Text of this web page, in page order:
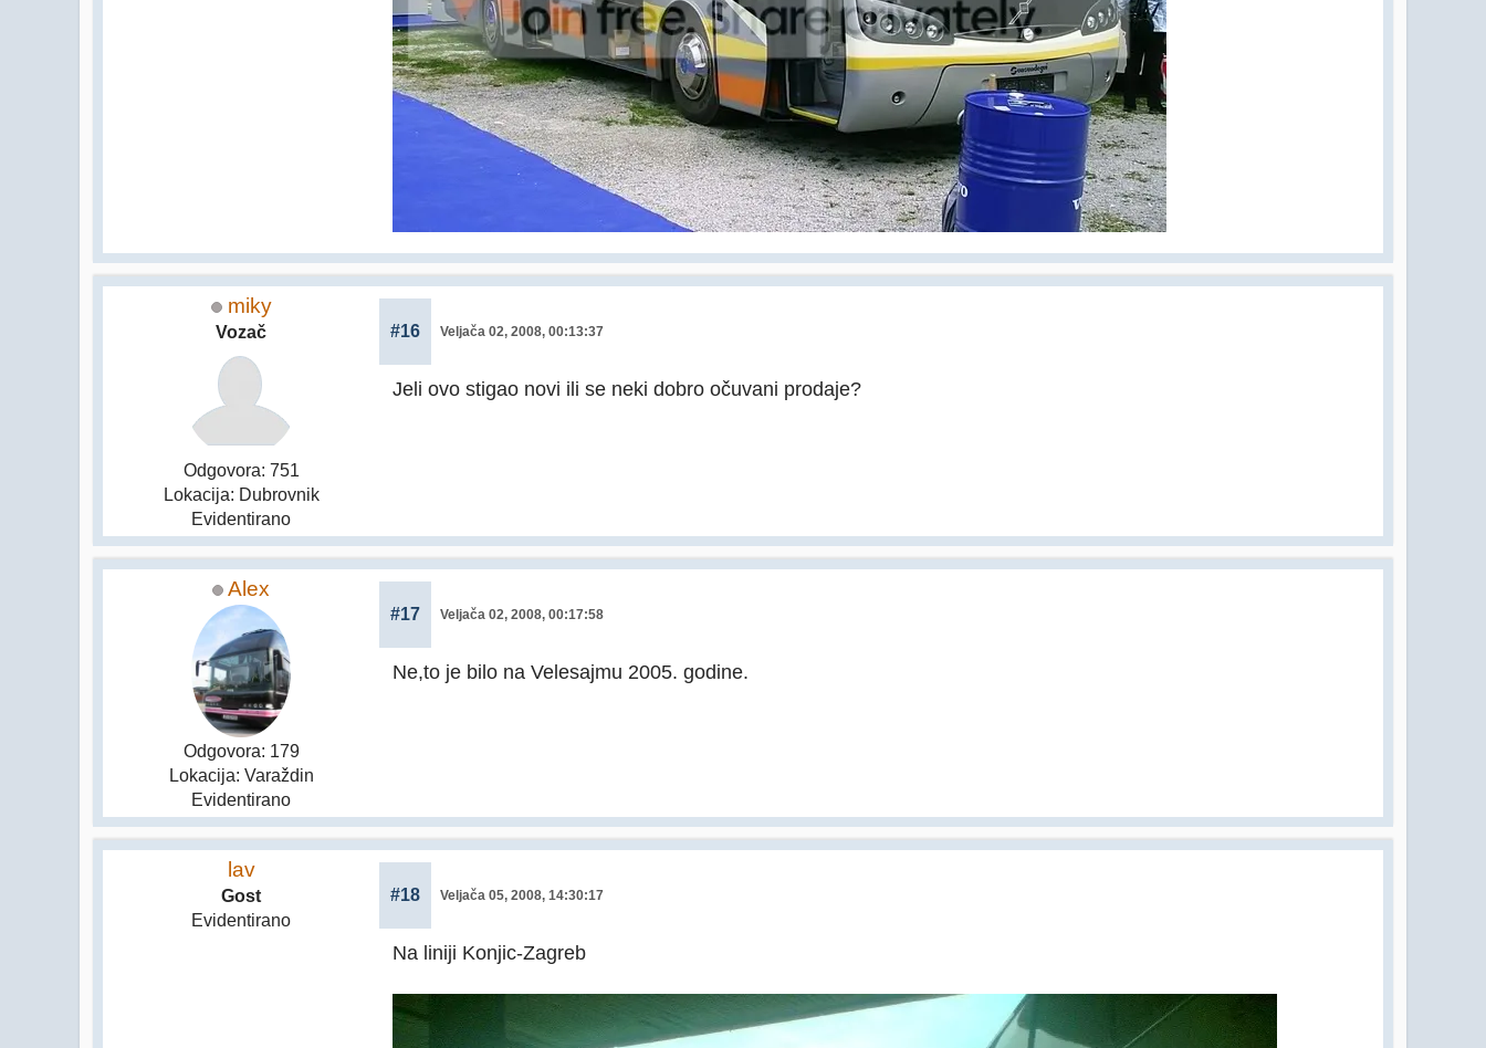
miky
Vozač
Odgovora: 751
Lokacija: Dubrovnik
Evidentirano
#16 Veljača 02, 2008, 00:13:37
Jeli ovo stigao novi ili se neki dobro očuvani prodaje?
Alex
Odgovora: 179
Lokacija: Varaždin
Evidentirano
#17 Veljača 02, 2008, 00:17:58
Ne,to je bilo na Velesajmu 2005. godine.
lav
Gost
Evidentirano
#18 Veljača 05, 2008, 14:30:17
Na liniji Konjic-Zagreb